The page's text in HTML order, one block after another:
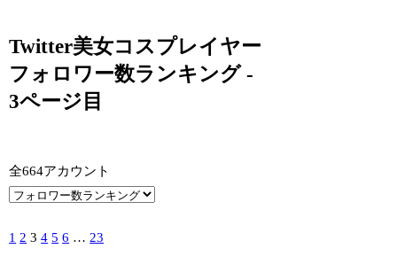
Twitter美女コスプレイヤー
フォロワー数ランキング -
3ページ目
全664アカウント
1 2 3 4 5 6 … 23